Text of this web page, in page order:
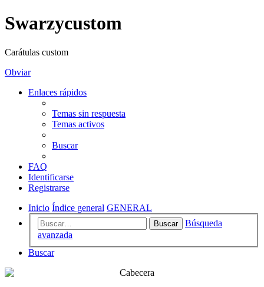
Swarzycustom
Carátulas custom
Obviar
Enlaces rápidos
Temas sin respuesta
Temas activos
Buscar
FAQ
Identificarse
Registrarse
Inicio Índice general GENERAL
Buscar
Búsqueda
avanzada
Buscar